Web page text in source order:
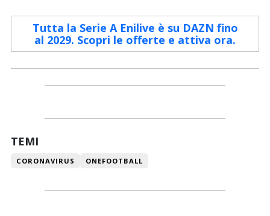
Tutta la Serie A Enilive è su DAZN fino
al 2029. Scopri le offerte e attiva ora.
TEMI
CORONAVIRUS ONEFOOTBALL